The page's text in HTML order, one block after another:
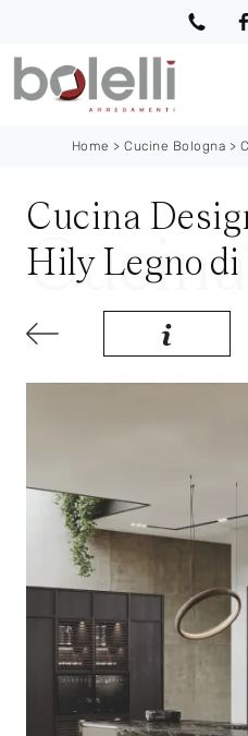
Home > Cucine Bologna >
Cucina
Hily Legno di